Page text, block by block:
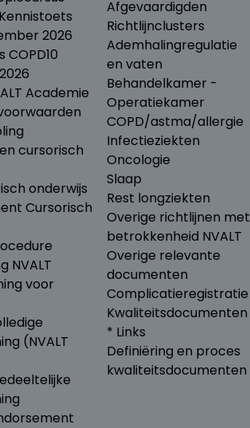
2026
COPD10
Academie
cursorisch
onderwijs
Cursorisch
NVALT
voor
(NVALT
Afgevaardigden
Richtlijnclusters
Ademhalingregulatie
en vaten
Behandelkamer -
Operatiekamer
COPD/astma/allergie
Infectieziekten
Oncologie
Slaap
Rest longziekten
Overige richtlijnen met
betrokkenheid NVALT
Overige relevante
documenten
Complicatieregistratie
Kwaliteitsdocumenten
* Links
Definiëring en proces
kwaliteitsdocumenten